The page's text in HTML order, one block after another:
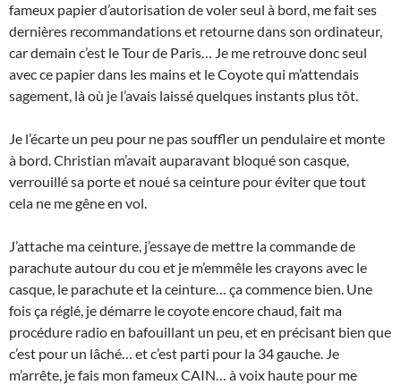
fameux papier d’autorisation de voler seul à bord, me fait ses
dernières recommandations et retourne dans son ordinateur,
car demain c’est le Tour de Paris… Je me retrouve donc seul
avec ce papier dans les mains et le Coyote qui m’attendais
sagement, là où je l’avais laissé quelques instants plus tôt.
Je l’écarte un peu pour ne pas souffler un pendulaire et monte
à bord. Christian m’avait auparavant bloqué son casque,
verrouillé sa porte et noué sa ceinture pour éviter que tout
cela ne me gêne en vol.
J’attache ma ceinture, j’essaye de mettre la commande de
parachute autour du cou et je m’emmêle les crayons avec le
casque, le parachute et la ceinture… ça commence bien. Une
fois ça réglé, je démarre le coyote encore chaud, fait ma
procédure radio en bafouillant un peu, et en précisant bien que
c’est pour un lâché… et c’est parti pour la 34 gauche. Je
m’arrête, je fais mon fameux CAIN… à voix haute pour me